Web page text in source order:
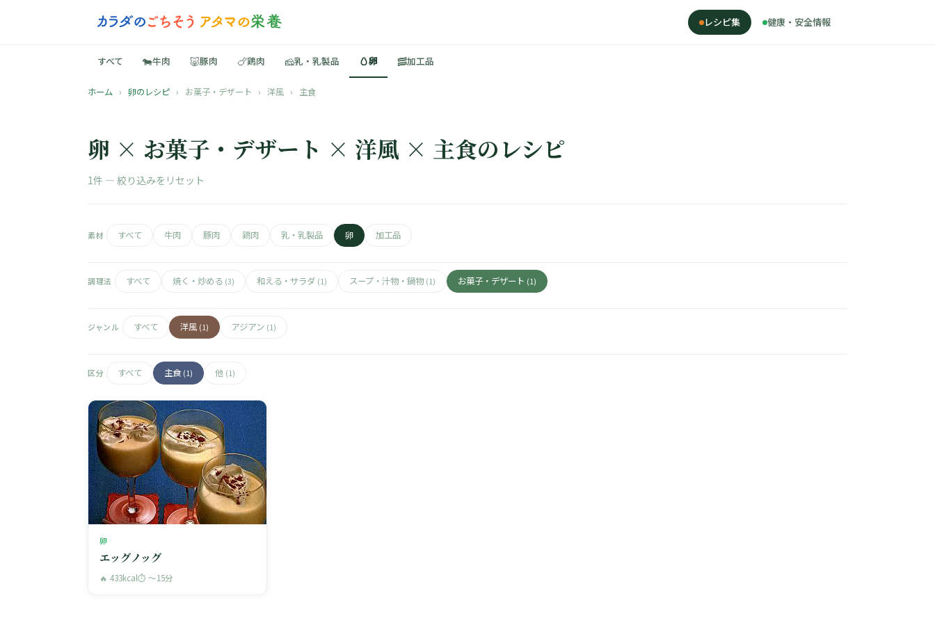
レシピ集 健康・安全情報
すべて 🐄牛肉 🐷豚肉 🍗鶏肉 🧀乳・乳製品 🥚卵 🥓加工品
ホーム › 卵のレシピ › お菓子・デザート › 洋風 › 主食
卵 × お菓子・デザート × 洋風 × 主食のレシピ
1件 — 絞り込みをリセット
素材 すべて 牛肉 豚肉 鶏肉 乳・乳製品 卵 加工品
調理法 すべて 焼く・炒める (3) 和える・サラダ (1) スープ・汁物・鍋物 (1) お菓子・デザート (1)
ジャンル すべて 洋風 (1) アジアン (1)
区分 すべて 主食 (1) 他 (1)
卵
エッグノッグ
🔥 433kcal⏱ 〜15分